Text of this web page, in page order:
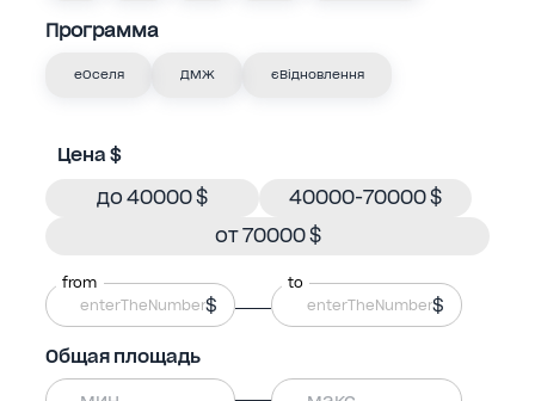
Программа
еОселя ДМЖ єВідновлення
Цена $
до 40000 $
40000-70000 $
от 70000 $
from
$
to
$
Общая площадь